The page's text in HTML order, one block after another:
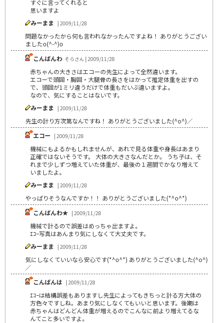
すぐに言ってくれると
思いますよ
みーまま
| 2009/11/28
問題なかったから何も言われなかったんですよね！ ありがとうござい
ましたo(^-^)o
こんばんわ そらさん | 2009/11/28
赤ちゃんの大きさはエコーの先生によって全然違います。
エコーで頭囲・胸囲・大腿骨の長さをはかって推定体重を出すの
で、頭囲が1ミリ違うだけで体重もだいぶ違いますよ。
なので、気にすることはないです。
みーまま
| 2009/11/28
先生の計り方次第なんですね！ ありがとうございました(^o^)／
エコー | 2009/11/28
機械にもよるかもしれませんが、あれで見る体重や身長はあまり
正確ではないそうです。 大体の大きさなんだとか。 うち子は、そ
れまで少しずつ増えていた体重が、最後の１週間でかなり増えて
いましたよ。
みーまま
| 2009/11/28
やっぱりそうなんですか！！ ありがとうございました(*^o^*)
こんばんわ★ | 2009/11/28
機械で計るので誤差はめっちゃ出ますよ。
ｴｺｰ写真はあんまり気にしなくて大丈夫です。
みーまま
| 2009/11/28
気にしなくていいなら安心です(*^o^*) ありがとうございました(^o^)
／
こんばんは | 2009/11/28
ｴｺｰは結構誤差もありますし先生によってもきちっと計る方大体の
方色々ですしね。あまり気にしなくてもいいと思います。後期は
赤ちゃんはどんどん体重が増えるのでこんなに前より増えてるな
んてこと多いですよ。